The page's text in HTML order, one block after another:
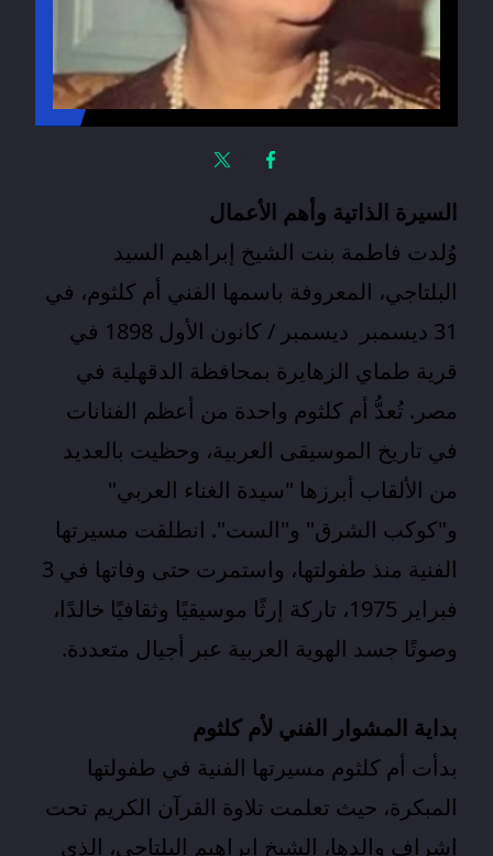
السيرة الذاتية وأهم الأعمال
وُلدت فاطمة بنت الشيخ إبراهيم السيد
البلتاجي، المعروفة باسمها الفني أم كلثوم، في
31 ديسمبر ديسمبر / كانون الأول 1898 في
قرية طماي الزهايرة بمحافظة الدقهلية في
مصر. تُعدُّ أم كلثوم واحدة من أعظم الفنانات
في تاريخ الموسيقى العربية، وحظيت بالعديد
من الألقاب أبرزها "سيدة الغناء العربي"
و"كوكب الشرق" و"الست". انطلقت مسيرتها
الفنية منذ طفولتها، واستمرت حتى وفاتها في 3
فبراير 1975، تاركة إرثًا موسيقيًا وثقافيًا خالدًا،
وصوتًا جسد الهوية العربية عبر أجيال متعددة.
بداية المشوار الفني لأم كلثوم
بدأت أم كلثوم مسيرتها الفنية في طفولتها
المبكرة، حيث تعلمت تلاوة القرآن الكريم تحت
إشراف والدها، الشيخ إبراهيم البلتاجي، الذي